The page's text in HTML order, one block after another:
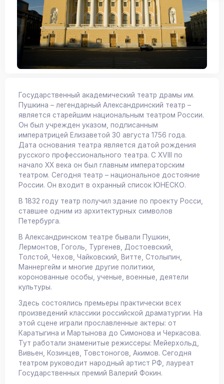
Государственный академический театр драмы им.
Пушкина – легендарный Александринский театр –
является старейшим национальным театром России.
Он был учрежден указом, подписанным
императрицей Елизаветой 30 августа 1756 года.
Дата основания театра является датой рождения
русского профессионального театра. С XVIII по
начало XX века он был главным императорским
театром. Сегодня театр – национальное достояние
России. Он входит в охранный список ЮНЕСКО.
В 1832 году театр получил здание по проекту Росси,
ставшее одним из архитектурных символов
Петербурга.
В Александринском театре бывали Пушкин,
Лермонтов, Гоголь, Тургенев, Достоевский,
Толстой, Чехов, Чайковский, Витте, Столыпин,
Маннергейм и многие другие политики,
коронованные особы, ученые, военные, деятели
культуры.
Здесь состоялись премьеры практически всех
произведений классики российской драматургии. На
этой сцене играли прославленные актеры: от
Каратыгина и Мартынова до Симонова и Черкасова.
Тут работали знаменитые режиссеры: Мейерхольд,
Вивьен, Козинцев, Товстоногов, Акимов. Сегодня
театром руководит народный артист РФ, лауреат
Государственных премий Валерий Фокин.